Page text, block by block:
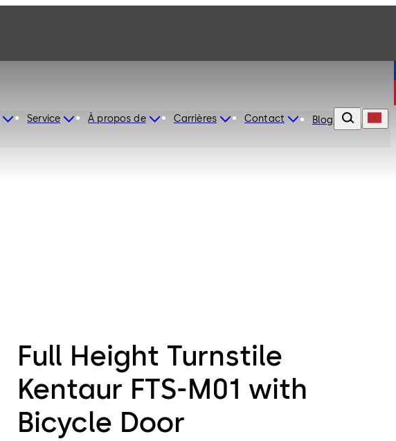
Service À propos de Carrières Contact
Blog
Full Height Turnstile
Kentaur FTS-M01 with
Bicycle Door